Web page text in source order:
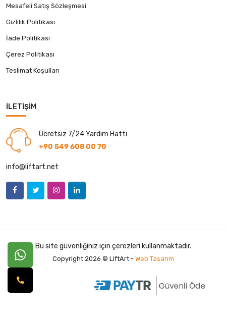
Mesafeli Satış Sözleşmesi
Gizlilik Politikası
İade Politikası
Çerez Politikası
Teslimat Koşulları
İLETIŞIM
Ücretsiz 7/24 Yardım Hattı:
+90 549 608 00 70
info@liftart.net
Bu site güvenliğiniz için çerezleri kullanmaktadır.
Copyright 2026 © LiftArt - Web Tasarım